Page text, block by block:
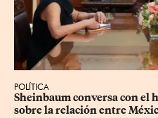
POLÍTICA
Sheinbaum conversa con el
sobre la relación entre